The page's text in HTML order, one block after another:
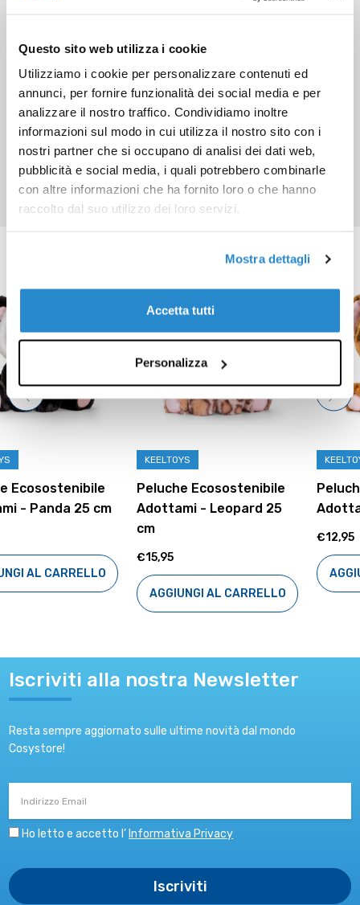
Questo sito web utilizza i cookie
Utilizziamo i cookie per personalizzare contenuti ed
annunci, per fornire funzionalità dei social media e per
analizzare il nostro traffico. Condividiamo inoltre
informazioni sul modo in cui utilizza il nostro sito con i
nostri partner che si occupano di analisi dei dati web,
pubblicità e social media, i quali potrebbero combinarle
con altre informazioni che ha fornito loro o che hanno
raccolto dal suo utilizzo dei loro servizi.
Mostra dettagli
Accetta tutti
Personalizza
Peluche Ecosostenibile
Adottami - Leopard 25
€15,95
AGGIUNGI AL CARRELLO
Peluche Ecosostenibile
Adottami - Tiger 16 cm
AGGIUNGI AL CARRELLO
Iscriviti alla nostra Newsletter
Resta sempre aggiornato sulle ultime novità dal mondo
Cosystore!
Ho letto e accetto l’ Informativa Privacy